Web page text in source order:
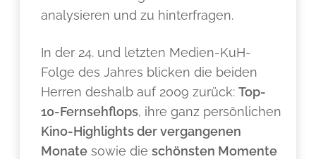
analysieren und zu hinterfragen.
In der 24. und letzten Medien-KuH-
Folge des Jahres blicken die beiden
Herren deshalb auf 2009 zurück:Top-
10-Fernsehflops, ihre ganz persönlichen
Kino-Highlights der vergangenen
Monate sowie dieschönsten Momente